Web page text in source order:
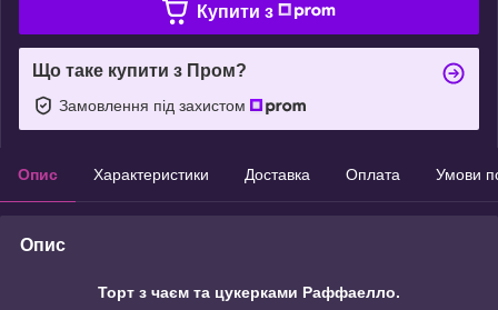
Купити з
Що таке купити з Пром?
Замовлення під захистом
Опис Характеристики Доставка Оплата Умови
Опис
Торт з чаєм та цукерками Раффаелло.